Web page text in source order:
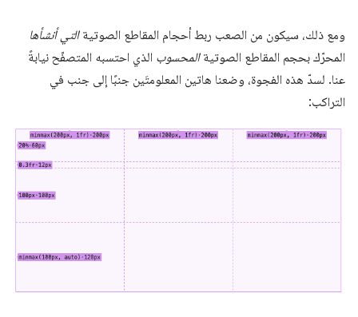
ومع ذلك، سيكون من الصعب ربط أحجام المقاطع الصوتيةالتي أنشأها
المحرّك بحجم المقاطع الصوتيةالمحسوب الذي احتسبه المتصفّح نيابةً
عنا. لسدّ هذه الفجوة، وضعنا هاتين المعلومتَين جنبًا إلى جنب في
التراكب: